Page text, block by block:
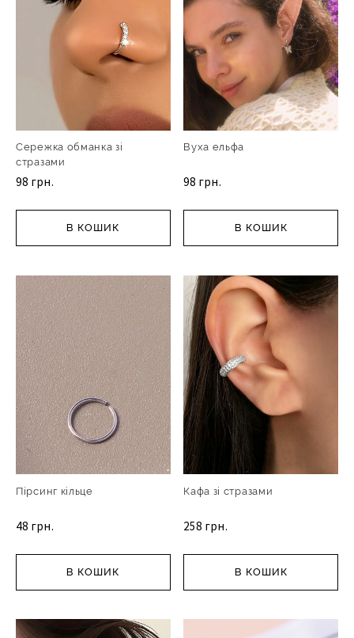
Сережка обманка зі
стразами
98 грн.
В КОШИК
Вуха ельфа
98 грн.
В КОШИК
Пірсинг кільце
48 грн.
В КОШИК
Кафа зі стразами
258 грн.
В КОШИК